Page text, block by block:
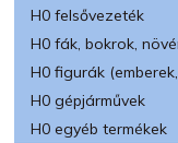
H0 felsővezeték
H0 fák, bokrok,
H0 figurák
H0 gépjárművek
H0 egyéb termékek